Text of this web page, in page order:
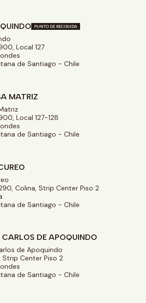
PUNTO DE RECOGIDA
Local 127
de Santiago - Chile
MATRIZ
Local 127-128
de Santiago - Chile
Colina, Strip Center Piso 2
de Santiago - Chile
DE APOQUINDO
de Apoquindo
Strip Center Piso 2
de Santiago - Chile